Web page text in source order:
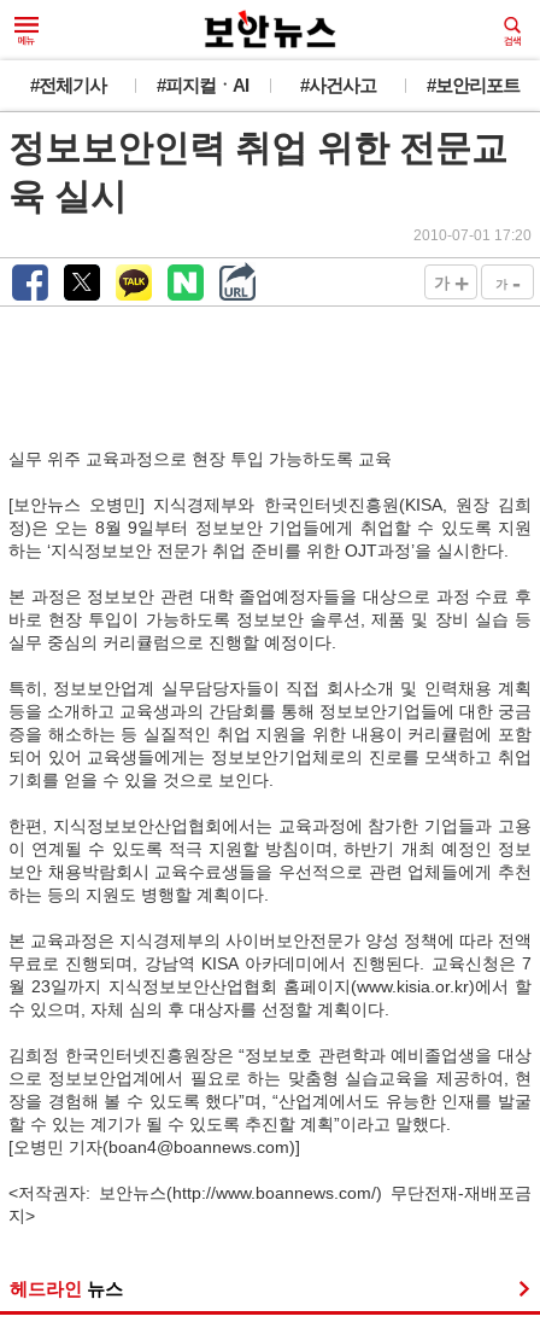
#전체기사 #피지컬ㆍAI #사건사고 #보안리포트
정보보안인력 취업 위한 전문교
육 실시
2010-07-01 17:20
가 + 가 -
실무 위주 교육과정으로 현장 투입 가능하도록 교육
[보안뉴스 오병민] 지식경제부와 한국인터넷진흥원(KISA, 원장 김희
정)은 오는 8월 9일부터 정보보안 기업들에게 취업할 수 있도록 지원
하는 ‘지식정보보안 전문가 취업 준비를 위한 OJT과정’을 실시한다.
본 과정은 정보보안 관련 대학 졸업예정자들을 대상으로 과정 수료 후
바로 현장 투입이 가능하도록 정보보안 솔루션, 제품 및 장비 실습 등
실무 중심의 커리큘럼으로 진행할 예정이다.
특히, 정보보안업계 실무담당자들이 직접 회사소개 및 인력채용 계획
등을 소개하고 교육생과의 간담회를 통해 정보보안기업들에 대한 궁금
증을 해소하는 등 실질적인 취업 지원을 위한 내용이 커리큘럼에 포함
되어 있어 교육생들에게는 정보보안기업체로의 진로를 모색하고 취업
기회를 얻을 수 있을 것으로 보인다.
한편, 지식정보보안산업협회에서는 교육과정에 참가한 기업들과 고용
이 연계될 수 있도록 적극 지원할 방침이며, 하반기 개최 예정인 정보
보안 채용박람회시 교육수료생들을 우선적으로 관련 업체들에게 추천
하는 등의 지원도 병행할 계획이다.
본 교육과정은 지식경제부의 사이버보안전문가 양성 정책에 따라 전액
무료로 진행되며, 강남역 KISA 아카데미에서 진행된다. 교육신청은 7
월 23일까지 지식정보보안산업협회 홈페이지(www.kisia.or.kr)에서 할
수 있으며, 자체 심의 후 대상자를 선정할 계획이다.
김희정 한국인터넷진흥원장은 “정보보호 관련학과 예비졸업생을 대상
으로 정보보안업계에서 필요로 하는 맞춤형 실습교육을 제공하여, 현
장을 경험해 볼 수 있도록 했다”며, “산업계에서도 유능한 인재를 발굴
할 수 있는 계기가 될 수 있도록 추진할 계획”이라고 말했다.
[오병민 기자(boan4@boannews.com)]
<저작권자: 보안뉴스(http://www.boannews.com/) 무단전재-재배포금
지>
헤드라인 뉴스